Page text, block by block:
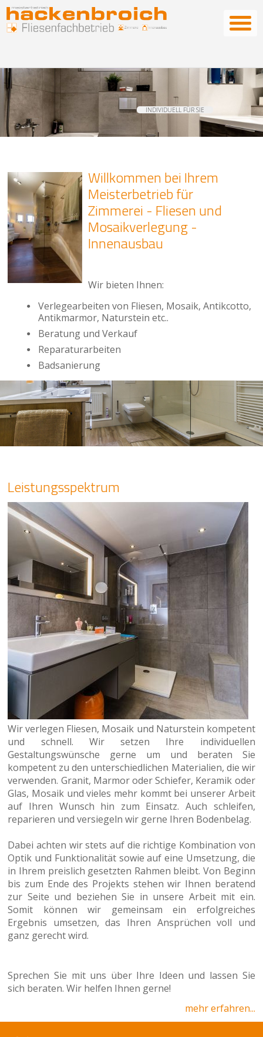
INDIVIDUELL FÜR SIE
Willkommen bei Ihrem
Meisterbetrieb für
Zimmerei - Fliesen und
Mosaikverlegung -
Innenausbau
Wir bieten Ihnen:
Verlegearbeiten von Fliesen, Mosaik, Antikcotto,
Antikmarmor, Naturstein etc..
Beratung und Verkauf
Reparaturarbeiten
Badsanierung
Leistungsspektrum
Wir verlegen Fliesen, Mosaik und Naturstein kompetent
und schnell. Wir setzen Ihre individuellen
Gestaltungswünsche gerne um und beraten Sie
kompetent zu den unterschiedlichen Materialien, die wir
verwenden. Granit, Marmor oder Schiefer, Keramik oder
Glas, Mosaik und vieles mehr kommt bei unserer Arbeit
auf Ihren Wunsch hin zum Einsatz. Auch schleifen,
reparieren und versiegeln wir gerne Ihren Bodenbelag.
Dabei achten wir stets auf die richtige Kombination von
Optik und Funktionalität sowie auf eine Umsetzung, die
in Ihrem preislich gesetzten Rahmen bleibt. Von Beginn
bis zum Ende des Projekts stehen wir Ihnen beratend
zur Seite und beziehen Sie in unsere Arbeit mit ein.
Somit können wir gemeinsam ein erfolgreiches
Ergebnis umsetzen, das Ihren Ansprüchen voll und
ganz gerecht wird.
Sprechen Sie mit uns über Ihre Ideen und lassen Sie
sich beraten. Wir helfen Ihnen gerne!
mehr erfahren...